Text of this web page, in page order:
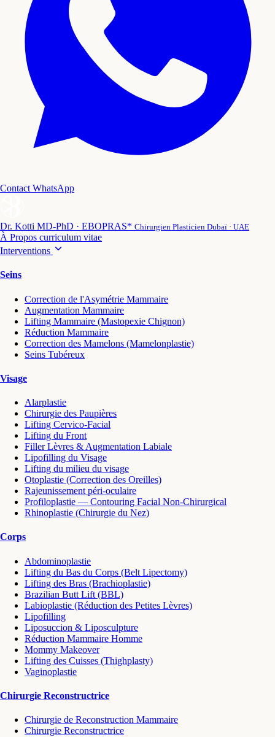
Contact WhatsApp
Dr. Kotti MD-PhD · EBOPRAS* Chirurgien Plasticien Dubaï · UAE
À Propos curriculum vitae
Interventions
Seins
Correction de l'Asymétrie Mammaire
Augmentation Mammaire
Lifting Mammaire (Mastopexie Chignon)
Réduction Mammaire
Correction des Mamelons (Mamelonplastie)
Seins Tubéreux
Visage
Alarplastie
Chirurgie des Paupières
Lifting Cervico-Facial
Lifting du Front
Filler Lèvres & Augmentation Labiale
Lipofilling du Visage
Lifting du milieu du visage
Otoplastie (Correction des Oreilles)
Rajeunissement péri-oculaire
Profiloplastie — Contouring Facial Non-Chirurgical
Rhinoplastie (Chirurgie du Nez)
Corps
Abdominoplastie
Lifting du Bas du Corps (Belt Lipectomy)
Lifting des Bras (Brachioplastie)
Brazilian Butt Lift (BBL)
Labioplastie (Réduction des Petites Lèvres)
Lipofilling
Liposuccion & Liposculpture
Réduction Mammaire Homme
Mommy Makeover
Lifting des Cuisses (Thighplasty)
Vaginoplastie
Chirurgie Reconstructrice
Chirurgie de Reconstruction Mammaire
Chirurgie Reconstructrice